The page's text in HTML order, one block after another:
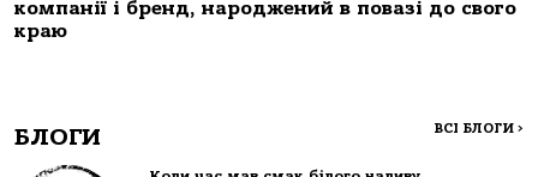
компанії і бренд, народжений в повазі до свого
краю
БЛОГИ ВСІ БЛОГИ >